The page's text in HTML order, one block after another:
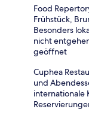
Food
Frühstück,
Besonders
nicht
geöffnet
Cuphea
und
internationale